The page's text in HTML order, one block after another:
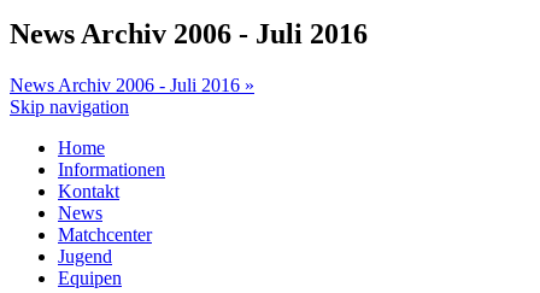
News Archiv 2006 - Juli 2016
News Archiv 2006 - Juli 2016 »
Skip navigation
Home
Informationen
Kontakt
News
Matchcenter
Jugend
Equipen